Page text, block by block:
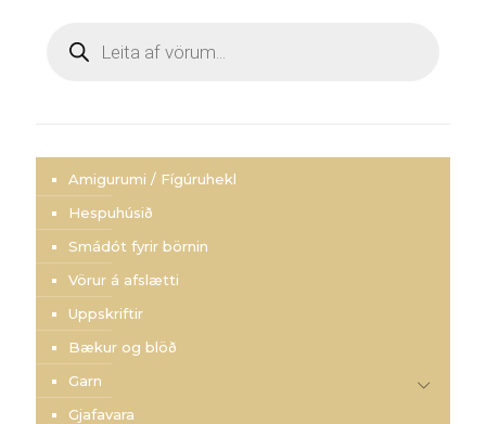
search
Amigurumi / Fígúruhekl
Hespuhúsið
Smádót fyrir börnin
Vörur á afslætti
Uppskriftir
Bækur og blöð
Garn
Gjafavara